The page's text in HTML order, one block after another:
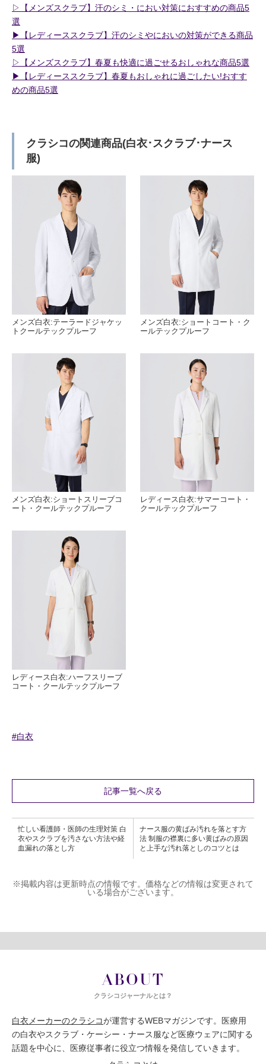
▷【メンズスクラブ】汗のシミ・におい対策におすすめの商品5
選
▶︎【レディーススクラブ】汗のシミやにおいの対策ができる商品
5選
▷【メンズスクラブ】春夏も快適に過ごせるおしゃれな商品5選
▶︎【レディーススクラブ】春夏もおしゃれに過ごしたい!おすす
めの商品5選
クラシコの関連商品(白衣･スクラブ･ナース
服)
メンズ白衣:テーラードジャケッ
トクールテックプルーフ
メンズ白衣:ショートコート・ク
ールテックプルーフ
メンズ白衣:ショートスリーブコ
ート・クールテックプルーフ
レディース白衣:サマーコート・
クールテックプルーフ
レディース白衣:ハーフスリーブ
コート・クールテックプルーフ
#白衣
記事一覧へ戻る
忙しい看護師・医師の生理対策 白
衣やスクラブを汚さない方法や経
血漏れの落とし方
ナース服の黄ばみ汚れを落とす方
法 制服の襟裏に多い黄ばみの原因
と上手な汚れ落としのコツとは
※掲載内容は更新時点の情報です。価格などの情報は変更されて
いる場合がございます。
ABOUT
クラシコジャーナルとは？
白衣メーカーのクラシコが運営するWEBマガジンです。医療用
の白衣やスクラブ・ケーシー・ナース服など医療ウェアに関する
話題を中心に、医療従事者に役立つ情報を発信していきます。